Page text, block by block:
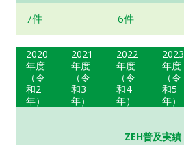
7件 6件
2020
年度
（令
和2
年）
2021
年度
（令
和3
年）
2022
年度
（令
和4
年）
2023
年度
（令
和5
年）
ZEH普及実績